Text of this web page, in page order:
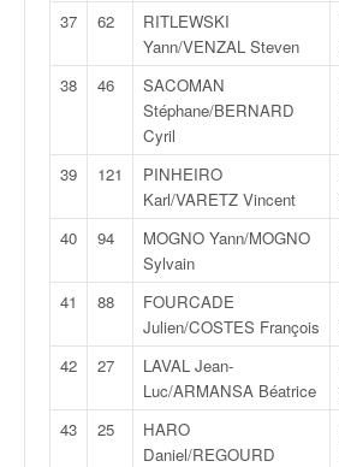
37 62
RITLEWSKI
Yann/VENZAL Steven
38 46
SACOMAN
Stéphane/BERNARD
Cyril
39 121
PINHEIRO
Karl/VARETZ Vincent
40 94
MOGNO Yann/MOGNO
Sylvain
41 88
FOURCADE
Julien/COSTES François
42 27
LAVAL Jean-
Luc/ARMANSA Béatrice
43 25
HARO
Daniel/REGOURD